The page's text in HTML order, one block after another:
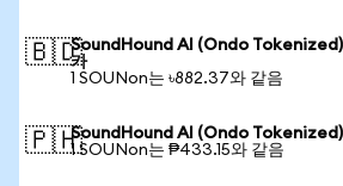
🇧🇩SoundHound AI (Ondo Tokenized)
카
1 SOUNon는 ৳882.37와 같음
🇵🇭SoundHound AI (Ondo Tokenized)
1 SOUNon는 ₱433.15와 같음